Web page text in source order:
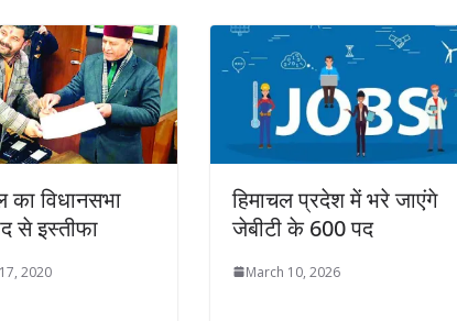
का विधानसभा
से इस्तीफा
2020
हिमाचल प्रदेश में भरे जाएंगे
जेबीटी के 600 पद
March 10, 2026